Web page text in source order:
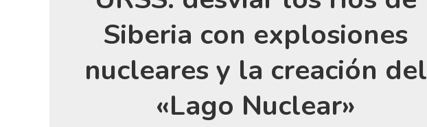
Siberia con explosiones
nucleares y la creación del
«Lago Nuclear»